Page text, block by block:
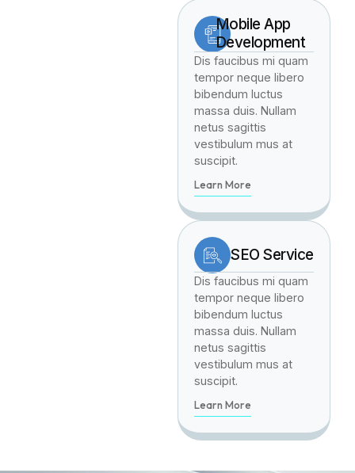
Mobile App
Development
Dis faucibus mi quam
tempor neque libero
bibendum luctus
massa duis. Nullam
netus sagittis
vestibulum mus at
suscipit.
Learn More
SEO Service
Dis faucibus mi quam
tempor neque libero
bibendum luctus
massa duis. Nullam
netus sagittis
vestibulum mus at
suscipit.
Learn More